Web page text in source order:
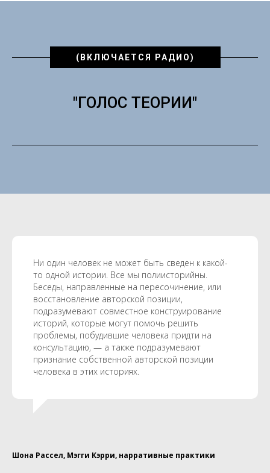
(ВКЛЮЧАЕТСЯ РАДИО)
"ГОЛОС ТЕОРИИ"
Ни один человек не может быть сведен к какой-
то одной истории. Все мы полиисторийны.
Беседы, направленные на пересочинение, или
восстановление авторской позиции,
подразумевают совместное конструирование
историй, которые могут помочь решить
проблемы, побудившие человека придти на
консультацию, — а также подразумевают
признание собственной авторской позиции
человека в этих историях.
Шона Рассел, Мэгги Кэрри, нарративные практики